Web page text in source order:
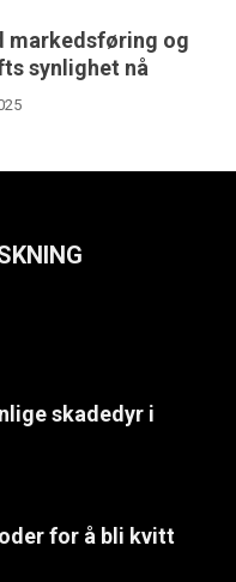
markedsføring og
synlighet nå
skadedyr i
for å bli kvitt